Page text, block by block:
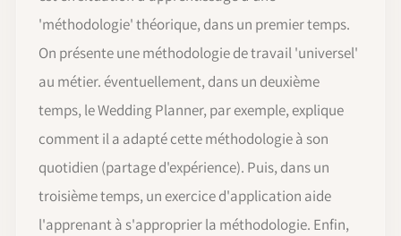
'méthodologie' théorique, dans un premier temps.
On présente une méthodologie de travail 'universel'
au métier. éventuellement, dans un deuxième
temps, le Wedding Planner, par exemple, explique
comment il a adapté cette méthodologie à son
quotidien (partage d'expérience). Puis, dans un
troisième temps, un exercice d'application aide
l'apprenant à s'approprier la méthodologie. Enfin,